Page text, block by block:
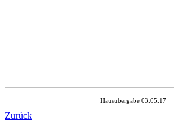
Hausübergabe 03.05.17
Zurück